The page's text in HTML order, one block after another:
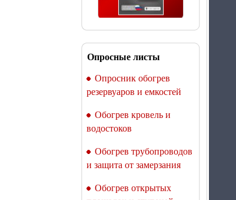
Терморегулятор для
Терморегулятор для
теплого пола Welrok Mex
Опросные листы
Опросник обогрев
резервуаров и емкостей
Обогрев кровель и
водостоков
Обогрев трубопроводов
и защита от замерзания
Обогрев открытых